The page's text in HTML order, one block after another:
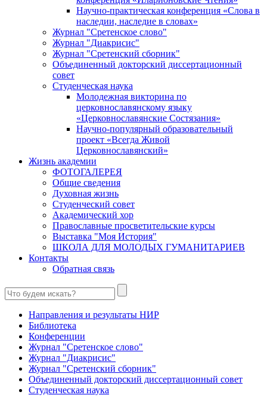
Научно-практическая конференция «Cлова в
наследии, наследие в словах»
Журнал "Сретенское слово"
Журнал "Диакрисис"
Журнал "Сретенский сборник"
Объединенный докторский диссертационный
совет
Студенческая наука
Молодежная викторина по
церковнославянскому языку
«Церковнославянские Состязания»
Научно-популярный образовательный
проект «Всегда Живой
Церковнославянский»
Жизнь академии
ФОТОГАЛЕРЕЯ
Общие сведения
Духовная жизнь
Студенческий совет
Академический хор
Православные просветительские курсы
Выставка "Моя История"
ШКОЛА ДЛЯ МОЛОДЫХ ГУМАНИТАРИЕВ
Контакты
Обратная связь
Направления и результаты НИР
Библиотека
Конференции
Журнал "Сретенское слово"
Журнал "Диакрисис"
Журнал "Сретенский сборник"
Объединенный докторский диссертационный совет
Студенческая наука